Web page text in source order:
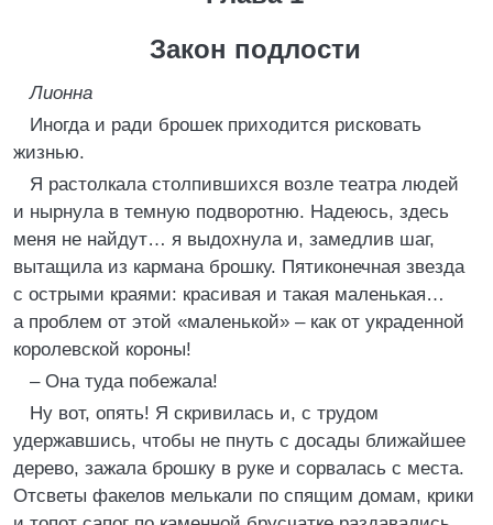
Закон подлости
Лионна
Иногда и ради брошек приходится рисковать
жизнью.
Я растолкала столпившихся возле театра людей
и нырнула в темную подворотню. Надеюсь, здесь
меня не найдут… я выдохнула и, замедлив шаг,
вытащила из кармана брошку. Пятиконечная звезда
с острыми краями: красивая и такая маленькая…
а проблем от этой «маленькой» – как от украденной
королевской короны!
– Она туда побежала!
Ну вот, опять! Я скривилась и, с трудом
удержавшись, чтобы не пнуть с досады ближайшее
дерево, зажала брошку в руке и сорвалась с места.
Отсветы факелов мелькали по спящим домам, крики